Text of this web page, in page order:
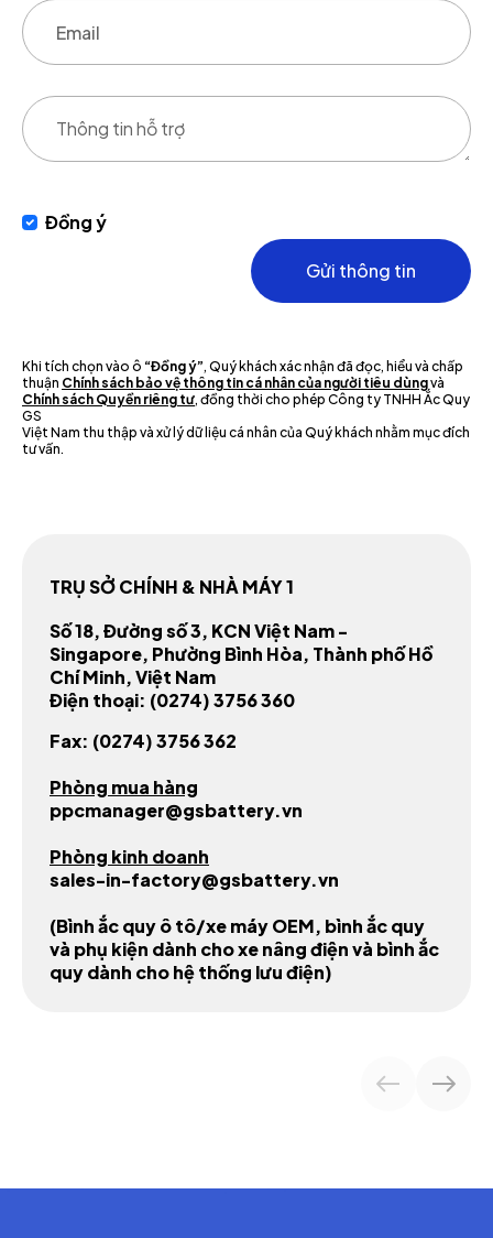
Đồng ý
Gửi thông tin
Khi tích chọn vào ô “Đồng ý”, Quý khách xác nhận đã đọc, hiểu và chấp
thuận Chính sách bảo vệ thông tin cá nhân của người tiêu dùngvà
Chính sách Quyền riêng tư, đồng thời cho phép Công ty TNHH Ắc Quy
GS
Việt Nam thu thập và xử lý dữ liệu cá nhân của Quý khách nhằm mục đích
tư vấn.
TRỤ SỞ CHÍNH & NHÀ MÁY 1
Số 18, Đường số 3, KCN Việt Nam -
Singapore, Phường Bình Hòa, Thành phố Hồ
Chí Minh, Việt Nam
Điện thoại: (0274) 3756 360
Fax: (0274) 3756 362
Phòng mua hàng
ppcmanager@gsbattery.vn
Phòng kinh doanh
sales-in-factory@gsbattery.vn
(Bình ắc quy ô tô/xe máy OEM, bình ắc quy
và phụ kiện dành cho xe nâng điện và bình ắc
quy dành cho hệ thống lưu điện)